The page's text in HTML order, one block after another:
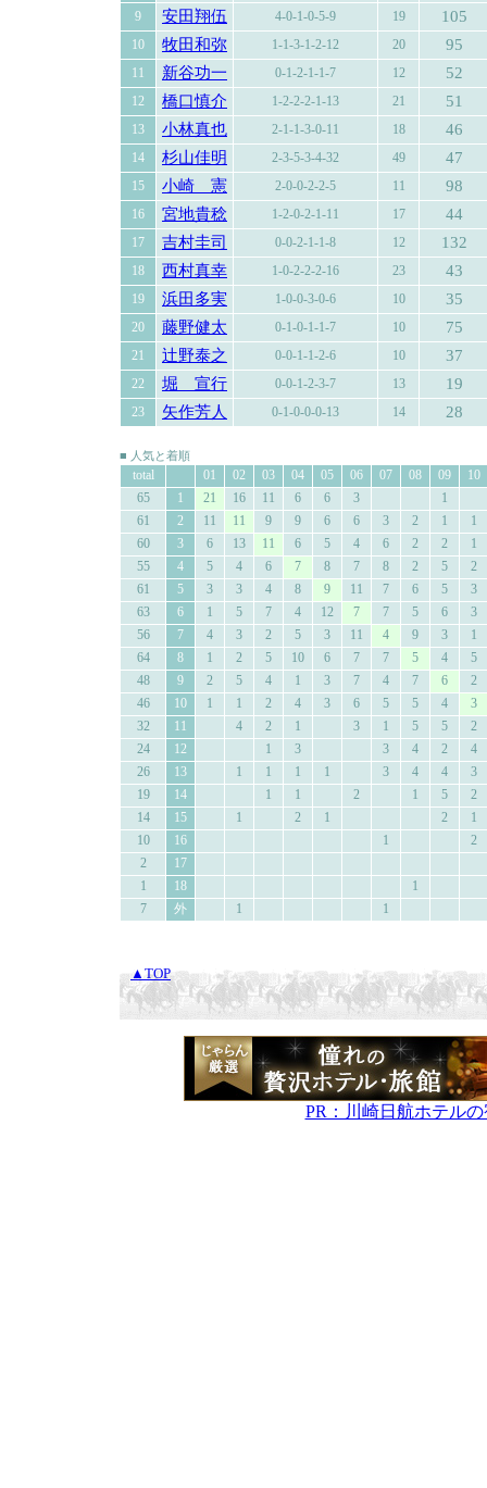
9 安田翔伍 4-0-1-0-5-9 19 105
10 牧田和弥 1-1-3-1-2-12 20 95
11 新谷功一 0-1-2-1-1-7 12 52
12 橋口慎介 1-2-2-2-1-13 21 51
13 小林真也 2-1-1-3-0-11 18 46
14 杉山佳明 2-3-5-3-4-32 49 47
15 小崎 憲 2-0-0-2-2-5 11 98
16 宮地貴稔 1-2-0-2-1-11 17 44
17 吉村圭司 0-0-2-1-1-8 12 132
18 西村真幸 1-0-2-2-2-16 23 43
19 浜田多実 1-0-0-3-0-6 10 35
20 藤野健太 0-1-0-1-1-7 10 75
21 辻野泰之 0-0-1-1-2-6 10 37
22 堀 宣行 0-0-1-2-3-7 13 19
23 矢作芳人 0-1-0-0-0-13 14 28
■ 人気と着順
total 01 02 03 04 05 06 07 08 09
10
65
1 21 16 11 6 6 3
1
61
2 11 11 9 9 6 6 3 2 1
1
60
3 6 13 11 6 5 4 6 2 2
1
55
4 5 4 6 7 8 7 8 2 5
2
61
5 3 3 4 8 9 11 7 6 5
3
63
6 1 5 7 4 12 7 7 5 6
3
56
7 4 3 2 5 3 11 4 9 3
1
64
8 1 2 5 10 6 7 7 5 4
5
48
9 2 5 4 1 3 7 4 7 6
2
46
10 1 1 2 4 3 6 5 5 4
3
32
11 4 2 1 3 1 5 5
2
24
12 1 3 3 4 2
4
26
13 1 1 1 1 3 4 4
3
19
14 1 1 2 1 5
2
14
15 1 2 1 2
1
10
16 1
2
2
17
1
18
1
7
外 1 1
▲TOP
PR：川崎日航ホテル